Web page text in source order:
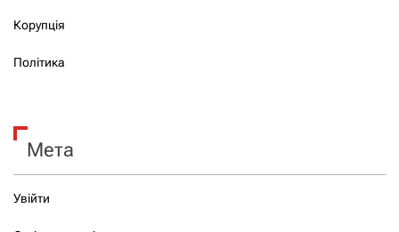
Корупція
Політика
Мета
Увійти